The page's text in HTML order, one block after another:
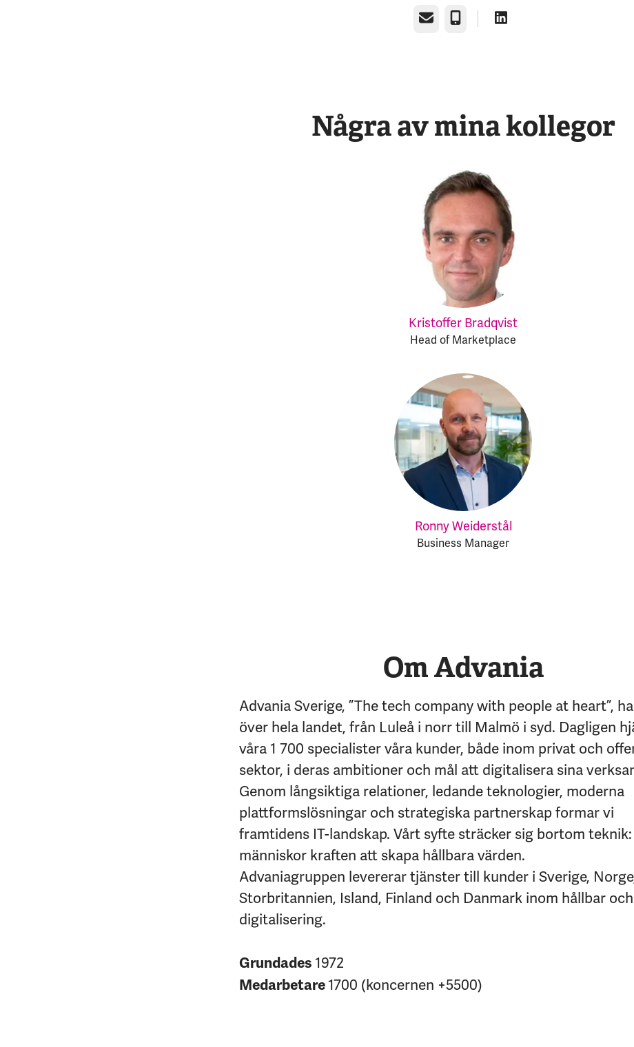
E-post Telefon
Några av mina kollegor
Kristoffer Bradqvist
Head of Marketplace
Ronny Weiderstål
Business Manager
Om Advania
Advania Sverige, ”The tech company with people at heart”,
över hela landet, från Luleå i norr till Malmö i syd. Dagligen
våra 1 700 specialister våra kunder, både inom privat och
sektor, i deras ambitioner och mål att digitalisera sina
Genom långsiktiga relationer, ledande teknologier, moderna
plattformslösningar och strategiska partnerskap formar vi
framtidens IT-landskap. Vårt syfte sträcker sig bortom
människor kraften att skapa hållbara värden.
Advaniagruppen levererar tjänster till kunder i Sverige,
Storbritannien, Island, Finland och Danmark inom hållbar
digitalisering.
Grundades1972
Medarbetare1700 (koncernen +5500)